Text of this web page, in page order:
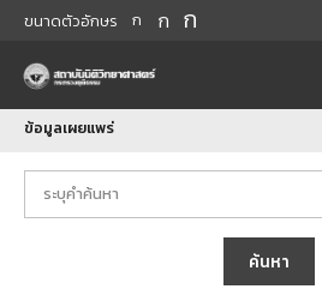
ขนาดตัวอักษร ก ก ก
ข้อมูลเผยแพร่
ค้นหา